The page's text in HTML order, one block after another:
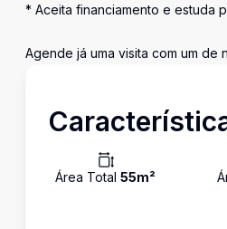
* Aceita financiamento e estuda
Agende já uma visita com um
Área Total 55m²